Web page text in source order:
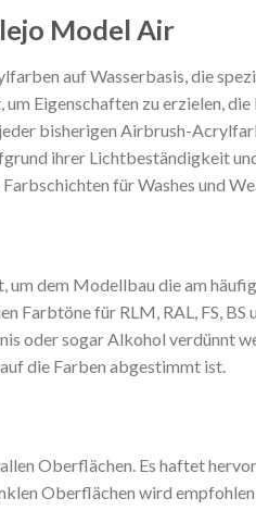
Model Air
auf Wasserbasis, die
Eigenschaften zu erzielen,
bisherigen Airbrush-
ihrer Lichtbeständigkeit
für Washes und
dem Modellbau die am
Farbtöne für RLM, RAL, FS,
oder sogar Alkohol verdünnt
die Farben abgestimmt ist.
Oberflächen. Es haftet
Oberflächen wird